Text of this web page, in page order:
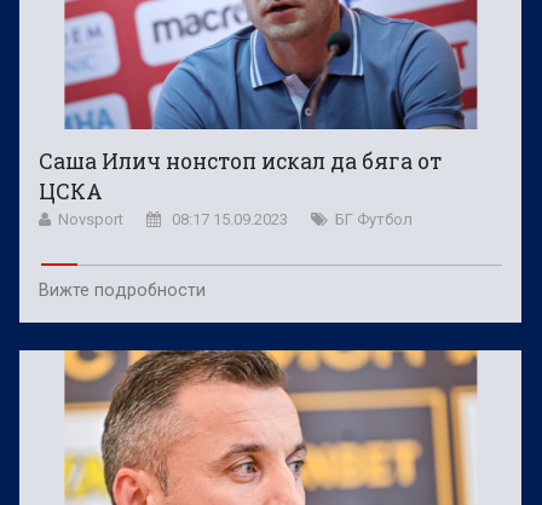
Саша Илич нонстоп искал да бяга от
ЦСКА
Novsport 08:17 15.09.2023 БГ Футбол
Вижте подробности